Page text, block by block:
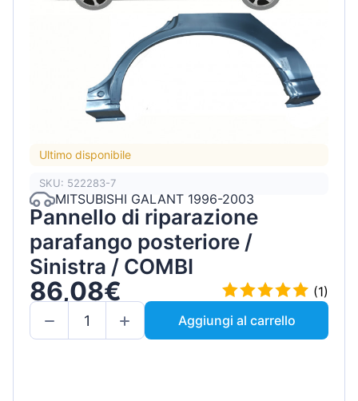
Ultimo disponibile
SKU: 522283-7
MITSUBISHI GALANT 1996-2003
Pannello di riparazione
parafango posteriore /
Sinistra / COMBI
86,08€
(1)
Aggiungi al carrello